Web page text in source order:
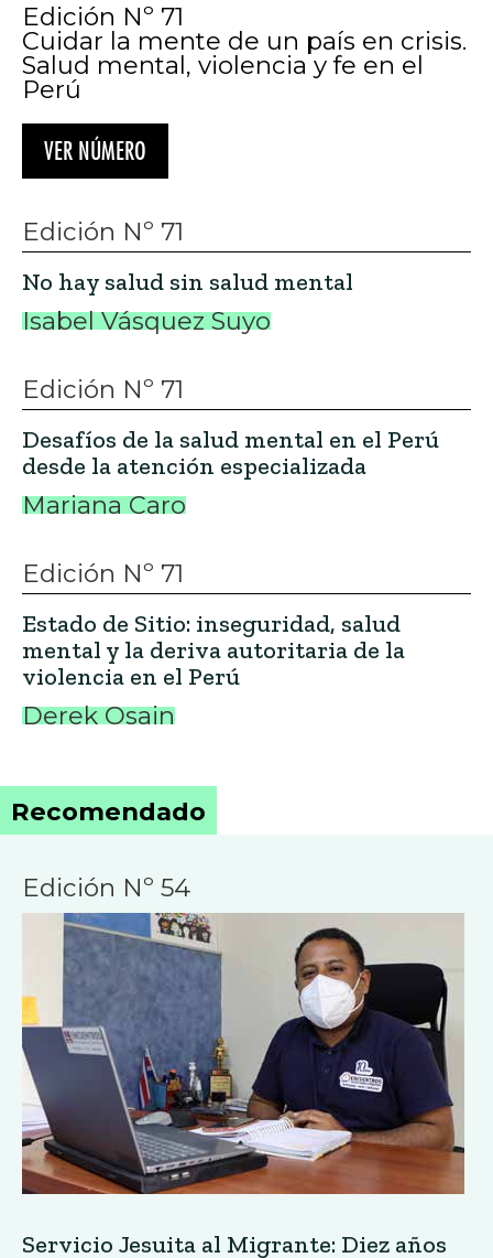
Edición Nº 71
Cuidar la mente de un país en crisis.
Salud mental, violencia y fe en el
Perú
VER NÚMERO
Edición Nº 71
No hay salud sin salud mental
Isabel Vásquez Suyo
Edición Nº 71
Desafíos de la salud mental en el Perú
desde la atención especializada
Mariana Caro
Edición Nº 71
Estado de Sitio: inseguridad, salud
mental y la deriva autoritaria de la
violencia en el Perú
Derek Osain
Recomendado
Edición Nº 54
Servicio Jesuita al Migrante: Diez años